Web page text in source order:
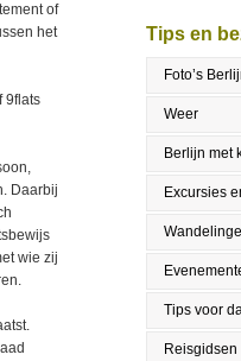
of
het
9flats
Daarbij
wie zij
Tips en
Foto’s
Weer
Berlijn met
Excursies
Tips voor
Reisgidsen